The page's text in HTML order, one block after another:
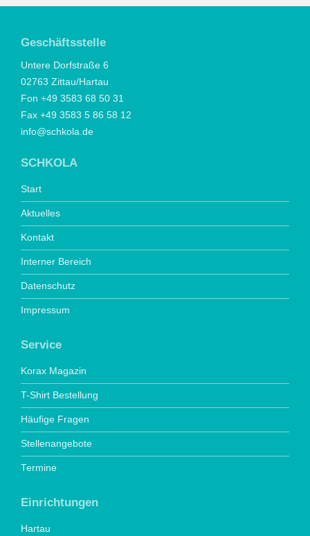
Geschäftsstelle
Untere Dorfstraße 6
02763 Zittau/Hartau
Fon +49 3583 68 50 31
Fax +49 3583 5 86 58 12
info@schkola.de
SCHKOLA
Start
Aktuelles
Kontakt
Interner Bereich
Datenschutz
Impressum
Service
Korax Magazin
T-Shirt Bestellung
Häufige Fragen
Stellenangebote
Termine
Einrichtungen
Hartau